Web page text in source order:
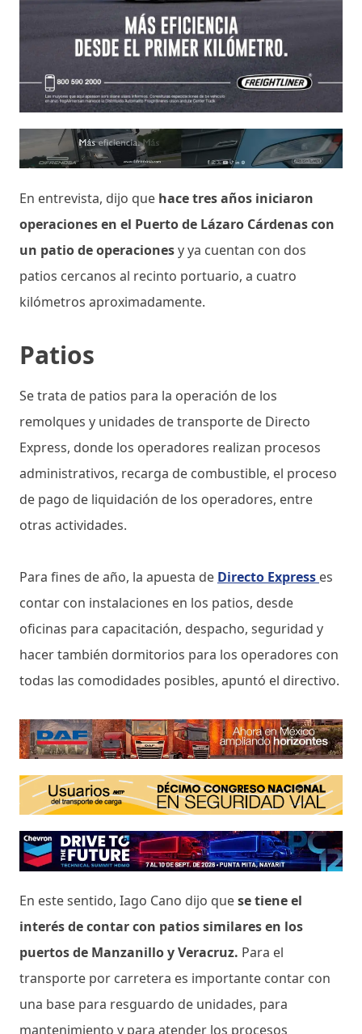
En entrevista, dijo que hace tres años iniciaron
operaciones en el Puerto de Lázaro Cárdenas con
un patio de operacionesy ya cuentan con dos
patios cercanos al recinto portuario, a cuatro
kilómetros aproximadamente.
Patios
Se trata de patios para la operación de los
remolques y unidades de transporte de Directo
Express, donde los operadores realizan procesos
administrativos, recarga de combustible, el proceso
de pago de liquidación de los operadores, entre
otras actividades.
Para fines de año, la apuesta de Directo Express es
contar con instalaciones en los patios, desde
oficinas para capacitación, despacho, seguridad y
hacer también dormitorios para los operadores con
todas las comodidades posibles, apuntó el directivo.
En este sentido, Iago Cano dijo quese tiene el
interés de contar con patios similares en los
puertos de Manzanillo y Veracruz. Para el
transporte por carretera es importante contar con
una base para resguardo de unidades, para
mantenimiento y para atender los procesos